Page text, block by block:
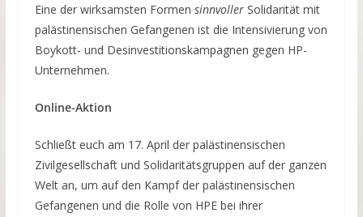
Eine der wirksamsten Formen sinnvollerSolidarität mit
palästinensischen Gefangenen ist die Intensivierung von
Boykott- und Desinvestitionskampagnen gegen HP-
Unternehmen.
Online-Aktion
Schließt euch am 17. April der palästinensischen
Zivilgesellschaft und Solidaritätsgruppen auf der ganzen
Welt an, um auf den Kampf der palästinensischen
Gefangenen und die Rolle von HPE bei ihrer